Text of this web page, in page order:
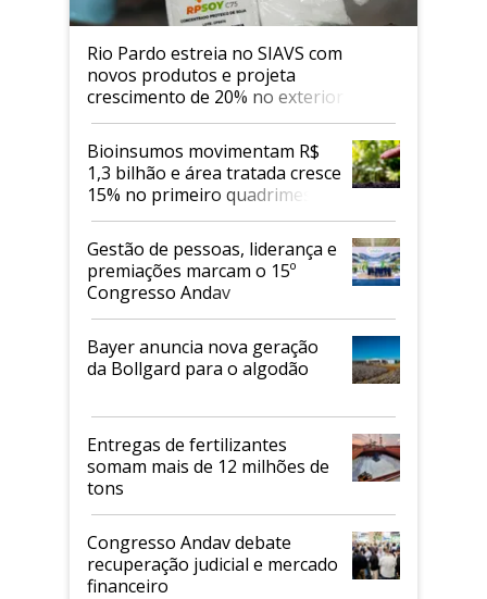
Rio Pardo estreia no SIAVS com
novos produtos e projeta
crescimento de 20% no exterior
Bioinsumos movimentam R$
1,3 bilhão e área tratada cresce
15% no primeiro quadrimestre
de 2026
Gestão de pessoas, liderança e
premiações marcam o 15º
Congresso Andav
Bayer anuncia nova geração
da Bollgard para o algodão
Entregas de fertilizantes
somam mais de 12 milhões de
tons
Congresso Andav debate
recuperação judicial e mercado
financeiro